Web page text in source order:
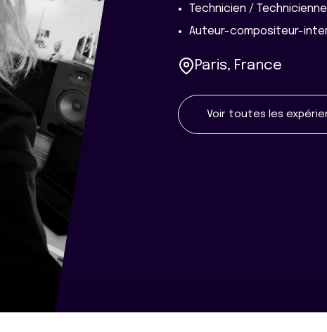
Technicien /
Auteur-compositeur-
Paris, France
Voir toutes les